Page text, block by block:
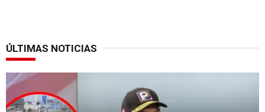
ÚLTIMAS NOTICIAS